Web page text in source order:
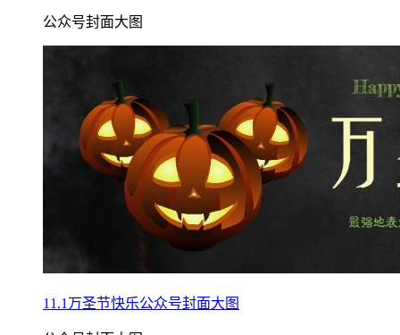
公众号封面大图
11.1万圣节快乐公众号封面大图